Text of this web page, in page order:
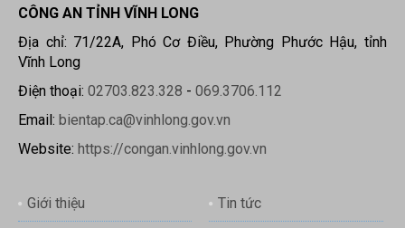
CÔNG AN TỈNH VĨNH LONG
Địa chỉ: 71/22A, Phó Cơ Điều, Phường Phước Hậu, tỉnh
Vĩnh Long
Điện thoại: 02703.823.328 - 069.3706.112
Email: bientap.ca@vinhlong.gov.vn
Website: https://congan.vinhlong.gov.vn
Giới thiệu Tin tức